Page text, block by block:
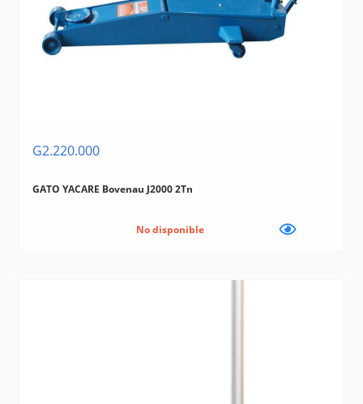
G2.220.000
GATO YACARE Bovenau J2000 2Tn
No disponible